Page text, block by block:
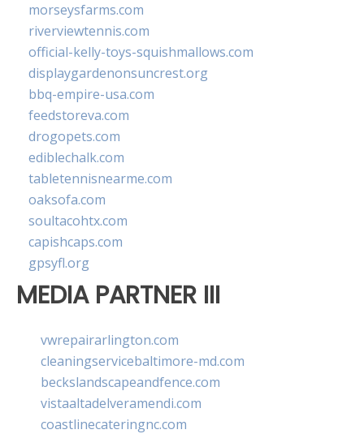
morseysfarms.com
riverviewtennis.com
official-kelly-toys-squishmallows.com
displaygardenonsuncrest.org
bbq-empire-usa.com
feedstoreva.com
drogopets.com
ediblechalk.com
tabletennisnearme.com
oaksofa.com
soultacohtx.com
capishcaps.com
gpsyfl.org
MEDIA PARTNER III
vwrepairarlington.com
cleaningservicebaltimore-md.com
beckslandscapeandfence.com
vistaaltadelveramendi.com
coastlinecateringnc.com